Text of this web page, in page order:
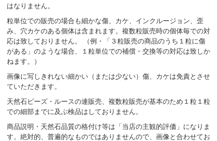
はなりません。
粒単位での販売の場合も細かな傷、カケ、インクルージョン、歪
み、穴カケのある個体は含まれます。複数粒販売時の個体毎での対
応は致しておりません。 （例・「３粒販売の商品のうち１粒に傷
がある」のような場合、１粒単位での補償・交換等の対応は致しか
ねます。）
画像に写しきれない細かい（または少ない）傷、カケは免責とさせ
ていただきます。
天然石ビーズ・ルースの連販売、複数粒販売が基本のため１粒１粒
での細部までに及ぶ検品はしておりません。
商品説明・天然石品質の格付け等は「当店の主観的評価」になりま
す。絶対的、普遍的なものではありませんので、画像と合わせてお